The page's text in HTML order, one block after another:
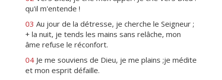
qu'il m'entende !
03 Au jour de la détresse, je cherche le Seigneur ;
+ la nuit, je tends les mains sans relâche, mon
âme refuse le réconfort.
04 Je me souviens de Dieu, je me plains ;je médite
et mon esprit défaille.